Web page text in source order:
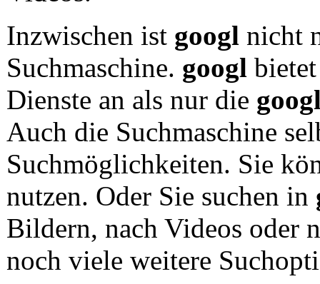
Inzwischen ist googl nicht
Suchmaschine. googl
Dienste an als nur die
Auch die Suchmaschine
Suchmöglichkeiten. Sie
nutzen. Oder Sie suchen in
Bildern, nach Videos oder
noch viele weitere